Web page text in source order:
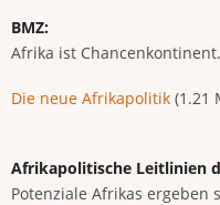
BMZ:
Afrika ist Chancenkontinent.
Document
Die neue Afrikapolitik (1.21
Afrikapolitische Leitlinien
Potenziale Afrikas